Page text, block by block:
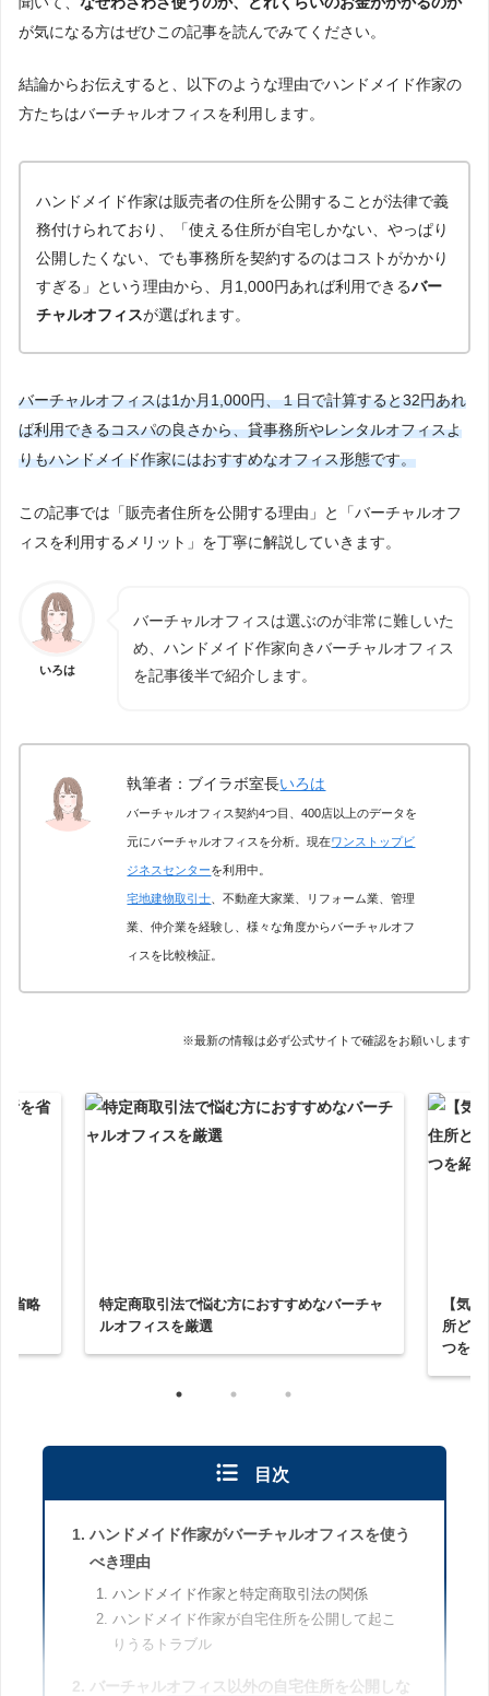
が気になる方はぜひこの記事を読んでみてください。
結論からお伝えすると、以下のような理由でハンドメイド作家の
方たちはバーチャルオフィスを利用します。
ハンドメイド作家は販売者の住所を公開することが法律で義
務付けられており、「使える住所が自宅しかない、やっぱり
公開したくない、でも事務所を契約するのはコストがかかり
すぎる」という理由から、月1,000円あれば利用できるバー
チャルオフィスが選ばれます。
バーチャルオフィスは1か月1,000円、１日で計算すると32円あれ
ば利用できるコスパの良さから、貸事務所やレンタルオフィスよ
りもハンドメイド作家にはおすすめなオフィス形態です。
この記事では「販売者住所を公開する理由」と「バーチャルオフ
ィスを利用するメリット」を丁寧に解説していきます。
いろは
バーチャルオフィスは選ぶのが非常に難しいた
め、ハンドメイド作家向きバーチャルオフィス
を記事後半で紹介します。
執筆者：ブイラボ室長いろは
バーチャルオフィス契約4つ目、400店以上のデータを
元にバーチャルオフィスを分析。現在ワンストップビ
ジネスセンターを利用中。
宅地建物取引士 、不動産大家業、リフォーム業、管理
業、仲介業を経験し、様々な角度からバーチャルオフ
ィスを比較検証。
※最新の情報は必ず公式サイトで確認をお願いします
省略
特定商取引法で悩む方におすすめなバーチャ
ルオフィスを厳選
【気
所どう
つを紹
目次
ハンドメイド作家がバーチャルオフィスを使う
べき理由
ハンドメイド作家と特定商取引法の関係
ハンドメイド作家が自宅住所を公開して起こ
りうるトラブル
バーチャルオフィス以外の自宅住所を公開しな